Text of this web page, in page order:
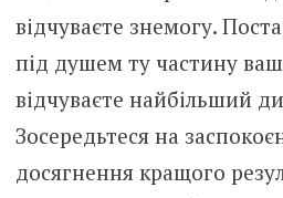
відчуваєте знемогу.
під душем ту частину
відчуваєте найбільший
Зосередьтеся на
досягнення кращого